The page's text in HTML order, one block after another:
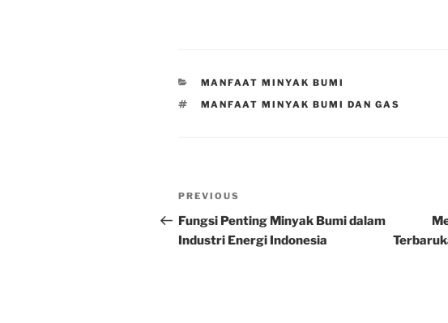
CATEGORIES
MANFAAT MINYAK BUMI
TAGS
MANFAAT MINYAK BUMI DAN GAS
Post
navigation
Previous
Post
PREVIOUS
Fungsi Penting Minyak Bumi dalam
Industri Energi Indonesia